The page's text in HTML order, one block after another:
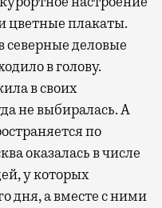
цветные плакаты.
северные деловые
в голову.
в своих
не выбиралась. А
по
оказалась в числе
у которых
дня, а вместе с ними